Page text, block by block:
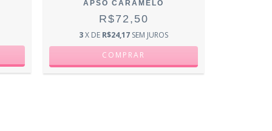
APSO CARAMELO
R$72,50
3X DE R$24,17 SEM JUROS